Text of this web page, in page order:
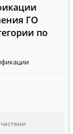
ГО
по